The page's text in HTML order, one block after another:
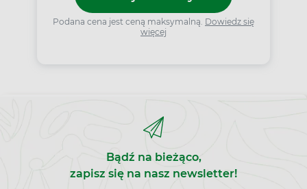
Podana cena jest ceną maksymalną. Dowiedz się
więcej
Bądź na bieżąco,
zapisz się na nasz newsletter!